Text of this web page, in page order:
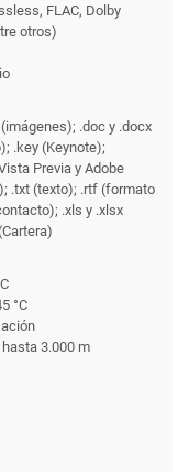
FLAC, Dolby
otros)
.doc y .docx
.key (Keynote);
Previa y Adobe
.txt (texto); .rtf (formato
.xls y .xlsx
°C
3.000 m